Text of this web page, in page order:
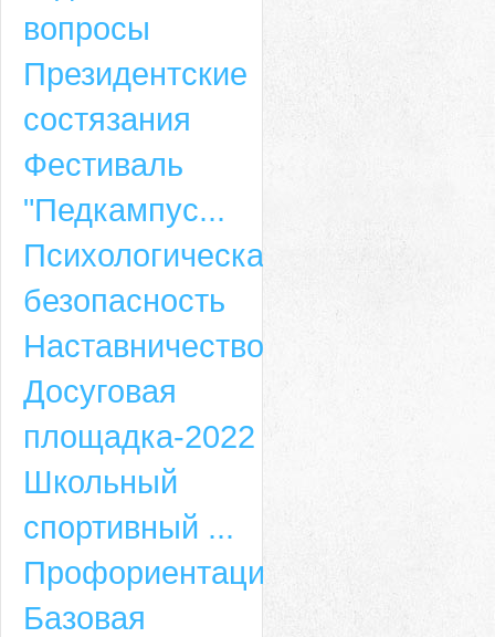
вопросы
Президентские
состязания
Фестиваль
"Педкампус...
Психологическая
безопасность
Наставничество
Досуговая
площадка-2022
Школьный
спортивный ...
Профориентация
Базовая